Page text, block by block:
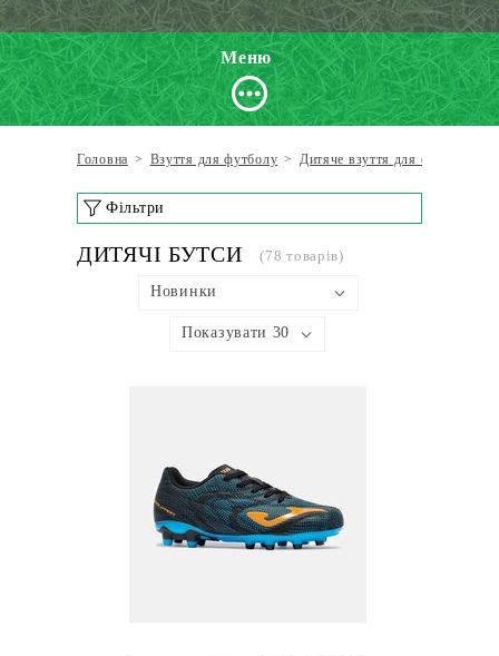
Меню
Головна > Взуття для футболу > Дитяче взуття для футболу
Фільтри
ДИТЯЧІ БУТСИ (78 товарів)
Новинки
Показувати 30